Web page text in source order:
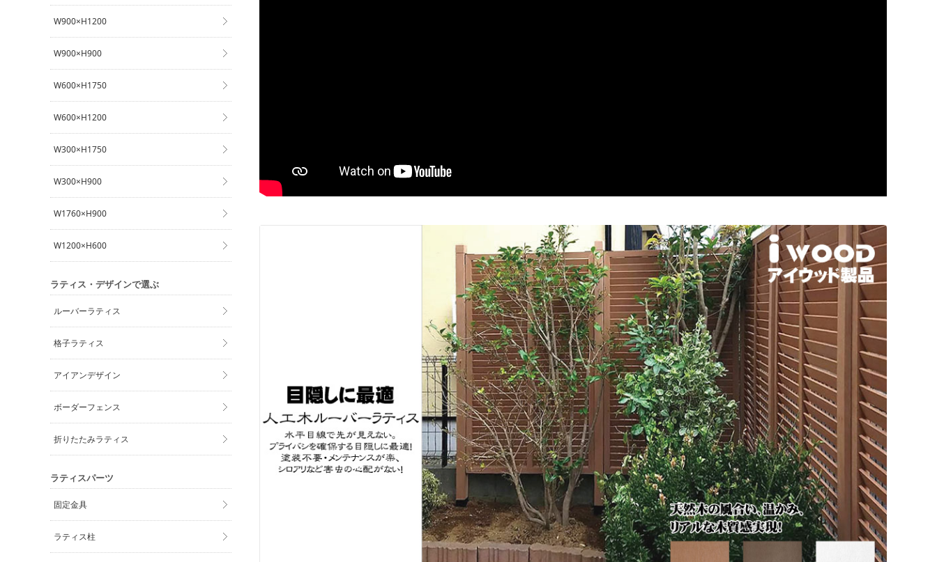
W900×H1200
W900×H900
W600×H1750
W600×H1200
W300×H1750
W300×H900
W1760×H900
W1200×H600
ラティス・デザインで選ぶ
ルーバーラティス
格子ラティス
アイアンデザイン
ボーダーフェンス
折りたたみラティス
ラティスパーツ
固定金具
ラティス柱